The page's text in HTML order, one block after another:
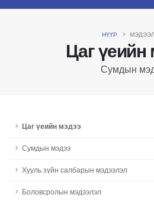
Цаг үеийн
Сумдын
НҮҮР
Цаг үеийн мэдээ
Сумдын мэдээ
Хууль зүйн салбарын мэдээлэл
Боловсролын мэдээлэл